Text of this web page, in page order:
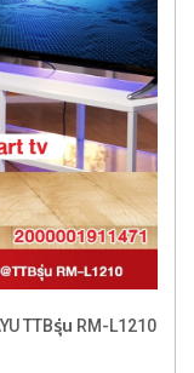
TTBรุ่น RM-L1210